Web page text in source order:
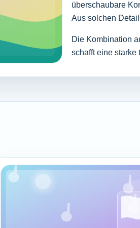
überschaubare
Aus solchen
Die Kombination
schafft eine starke